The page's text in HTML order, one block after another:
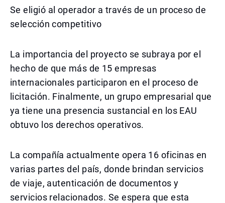
Se eligió al operador a través de un proceso de
selección competitivo
La importancia del proyecto se subraya por el
hecho de que más de 15 empresas
internacionales participaron en el proceso de
licitación. Finalmente, un grupo empresarial que
ya tiene una presencia sustancial en los EAU
obtuvo los derechos operativos.
La compañía actualmente opera 16 oficinas en
varias partes del país, donde brindan servicios
de viaje, autenticación de documentos y
servicios relacionados. Se espera que esta